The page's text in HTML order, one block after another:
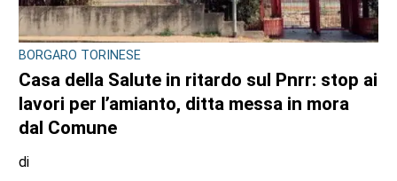
BORGARO TORINESE
Casa della Salute in ritardo sul Pnrr: stop ai
lavori per l’amianto, ditta messa in mora
dal Comune
di